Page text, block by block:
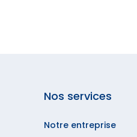
Nos services
Notre entreprise